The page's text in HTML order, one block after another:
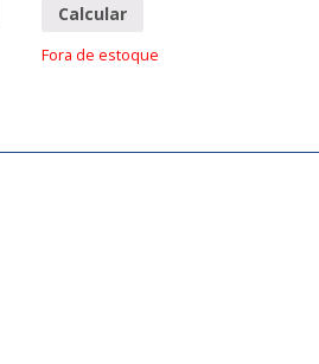
Calcular
Fora de estoque